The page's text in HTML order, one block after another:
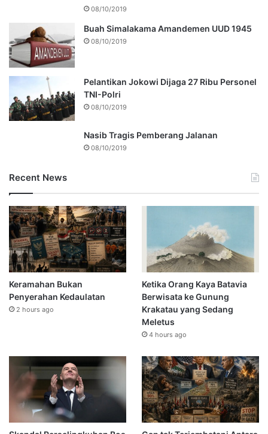
08/10/2019
Buah Simalakama Amandemen UUD 1945
08/10/2019
Pelantikan Jokowi Dijaga 27 Ribu Personel
TNI-Polri
08/10/2019
Nasib Tragis Pemberang Jalanan
08/10/2019
Recent News
Keramahan Bukan
Penyerahan Kedaulatan
2 hours ago
Ketika Orang Kaya Batavia
Berwisata ke Gunung
Krakatau yang Sedang
Meletus
4 hours ago